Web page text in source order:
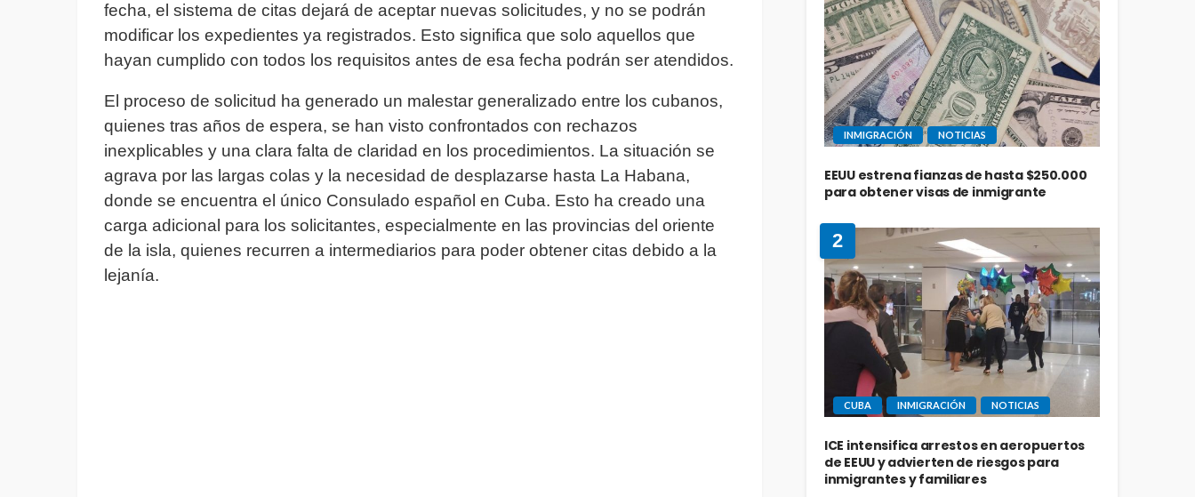
fecha, el sistema de citas dejará de aceptar nuevas solicitudes, y no se podrán
modificar los expedientes ya registrados. Esto significa que solo aquellos que
hayan cumplido con todos los requisitos antes de esa fecha podrán ser atendidos.
El proceso de solicitud ha generado un malestar generalizado entre los cubanos,
quienes tras años de espera, se han visto confrontados con rechazos
inexplicables y una clara falta de claridad en los procedimientos. La situación se
agrava por las largas colas y la necesidad de desplazarse hasta La Habana,
donde se encuentra el único Consulado español en Cuba. Esto ha creado una
carga adicional para los solicitantes, especialmente en las provincias del oriente
de la isla, quienes recurren a intermediarios para poder obtener citas debido a la
lejanía.
INMIGRACIÓN NOTICIAS
EEUU estrena fianzas de hasta $250.000
para obtener visas de inmigrante
2
CUBA INMIGRACIÓN NOTICIAS
ICE intensifica arrestos en aeropuertos
de EEUU y advierten de riesgos para
inmigrantes y familiares